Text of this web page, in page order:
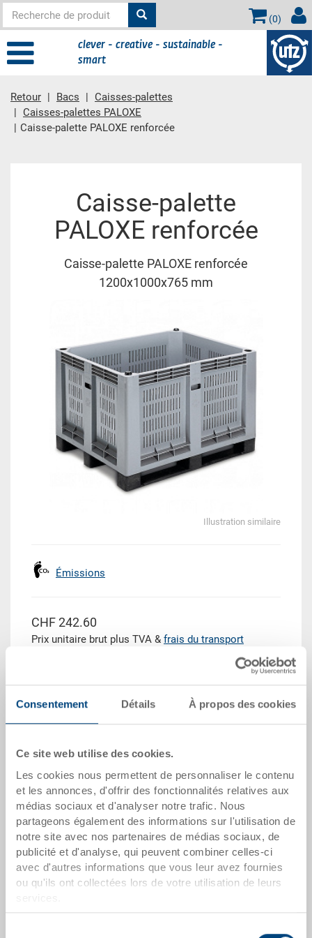
Consentement Détails À propos des cookies
Ce site web utilise des cookies.
Les cookies nous permettent de personnaliser le contenu
et les annonces, d'offrir des fonctionnalités relatives aux
médias sociaux et d'analyser notre trafic. Nous
partageons également des informations sur l'utilisation de
notre site avec nos partenaires de médias sociaux, de
publicité et d'analyse, qui peuvent combiner celles-ci
avec d'autres informations que vous leur avez fournies
ou qu'ils ont collectées lors de votre utilisation de leurs
(0)
clever - creative - sustainable -
smart
Retour Bacs
Caisses-palettes
Caisses-palettes PALOXE
Caisse-palette PALOXE renforcée
Caisse-palette
PALOXE renforcée
Caisse-palette PALOXE renforcée
1200x1000x765 mm
Illustration similaire
Émissions
CHF 242.60
Prix unitaire brut plus TVA & frais du transport
Quantité
Quantité de commande minimale: 500 unités
dates de l'article
Numéro de commande
3-622-302.7000.0202